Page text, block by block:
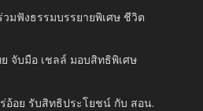
มฟังธรรมบรรยายพิเศษ ชีวิต
จับมือ เชลล์ มอบสิทธิพิเศษ
อ้อย รับสิทธิประโยชน์ กับ สอน.